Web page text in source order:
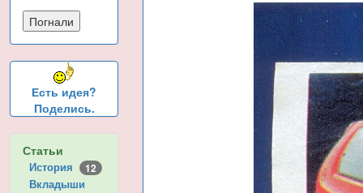
Есть идея?
Поделись.
Статьи
История 12
Вкладыши